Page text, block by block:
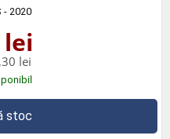
- 2020
lei
lei
stoc